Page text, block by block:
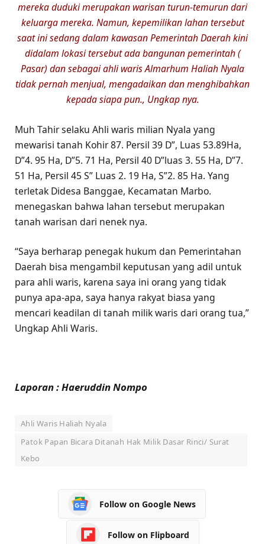
mereka duduki merupakan warisan turun-temurun dari
keluarga mereka. Namun, kepemilikan lahan tersebut
saat ini sedang dalam kawasan Pemerintah Daerah kini
didalam lokasi tersebut ada bangunan pemerintah (
Pasar) dan sebagai ahli waris Almarhum Haliah Nyala
tidak pernah menjual, mengadaikan dan menghibahkan
kepada siapa pun., Ungkap nya.
Muh Tahir selaku Ahli waris milian Nyala yang
mewarisi tanah Kohir 87. Persil 39 D”, Luas 53.89Ha,
D”4. 95 Ha, D”5. 71 Ha, Persil 40 D”luas 3. 55 Ha, D”7.
51 Ha, Persil 45 S” Luas 2. 19 Ha, S”2. 85 Ha. Yang
terletak Didesa Banggae, Kecamatan Marbo.
menegaskan bahwa lahan tersebut merupakan
tanah warisan dari nenek nya.
“Saya berharap penegak hukum dan Pemerintahan
Daerah bisa mengambil keputusan yang adil untuk
para ahli waris, karena saya ini orang yang tidak
punya apa-apa, saya hanya rakyat biasa yang
mencari keadilan di tanah milik waris dari orang tua,”
Ungkap Ahli Waris.
Laporan : Haeruddin Nompo
Ahli Waris Haliah Nyala
Patok Papan Bicara Ditanah Hak Milik Dasar Rinci/ Surat
Kebo
Follow on Google News
Follow on Flipboard